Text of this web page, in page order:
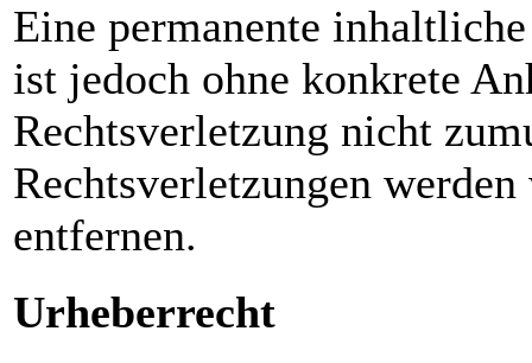
Eine permanente
ist jedoch ohne konkrete
Rechtsverletzung nicht
Rechtsverletzungen
entfernen.
Urheberrecht